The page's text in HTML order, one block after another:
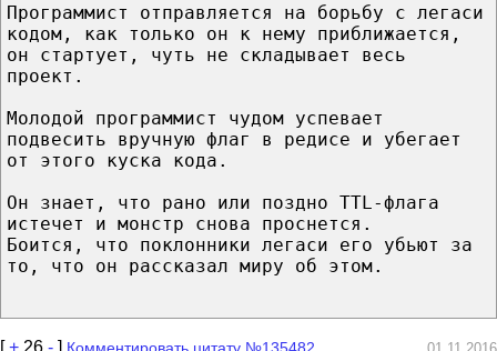
Программист отправляется на борьбу с легаси
кодом, как только он к нему приближается,
он стартует, чуть не складывает весь
проект.
Молодой программист чудом успевает
подвесить вручную флаг в редисе и убегает
от этого куска кода.
Он знает, что рано или поздно TTL-флага
истечет и монстр снова проснется.
Боится, что поклонники легаси его убьют за
то, что он рассказал миру об этом.
[+ 26 - ] Комментировать цитату №135482